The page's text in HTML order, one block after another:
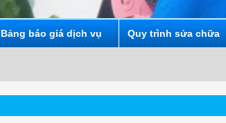
Bảng báo giá dịch vụ Quy trình sửa chữa